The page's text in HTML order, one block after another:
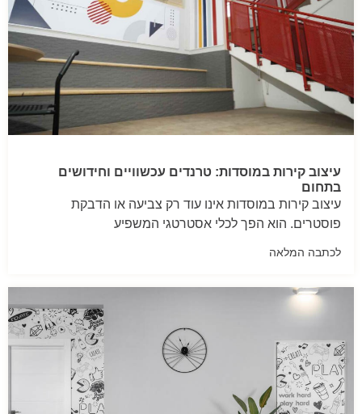
עיצוב קירות במוסדות: טרנדים עכשוויים וחידושים
בתחום
עיצוב קירות במוסדות אינו עוד רק צביעה או הדבקת
פוסטרים. הוא הפך לכלי אסטרטגי המשפיע
לכתבה המלאה